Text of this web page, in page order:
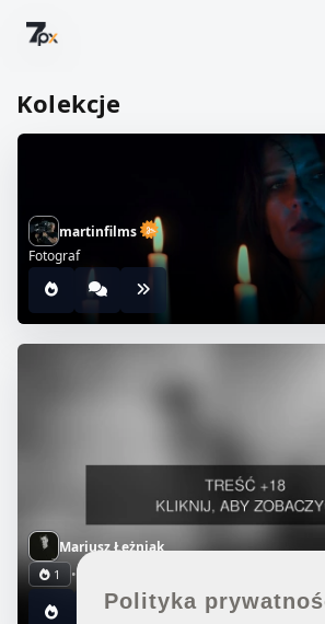
Kolekcje
martinfilms
Fotograf
Mariusz Łężniak
1 •Fotograf
Polityka